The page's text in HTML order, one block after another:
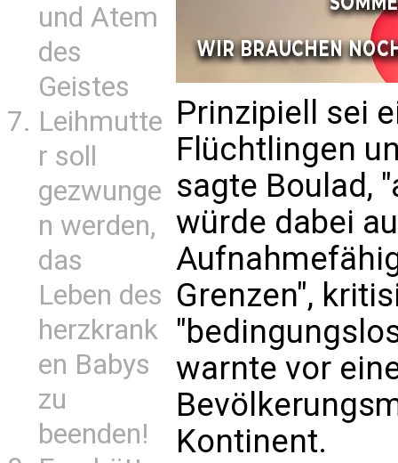
und Atem
des
Geistes
Leihmutte
r soll
gezwunge
n werden,
das
Leben des
herzkrank
en Babys
zu
beenden!
Prinzipiell sei
Flüchtlingen
sagte Boulad,
würde dabei
Grenzen",
warnte vor
Kontinent.